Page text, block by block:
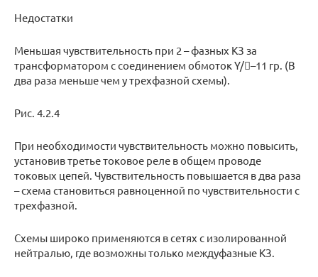
Недостатки
Меньшая чувствительность при 2 – фазных КЗ за
трансформатором с соединением обмоток Y/–11 гр. (В
два раза меньше чем у трехфазной схемы).
Рис. 4.2.4
При необходимости чувствительность можно повысить,
установив третье токовое реле в общем проводе
токовых цепей. Чувствительность повышается в два раза
– схема становиться равноценной по чувствительности с
трехфазной.
Схемы широко применяются в сетях с изолированной
нейтралью, где возможны только междуфазные КЗ.